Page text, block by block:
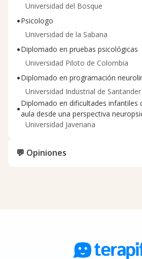
Universidad del Bosque
•Psicologo
Universidad de la Sabana
•Diplomado en pruebas psicológicas
Universidad Piloto de Colombia
•Diplomado en programación
Universidad Industrial de Santander
•Diplomado en dificultades infantiles
aula desde una perspectiva
Universidad Javeriana
💬 Opiniones